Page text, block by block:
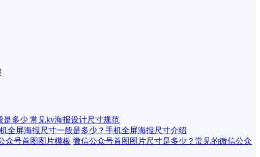
是多少 常见kv海报设计尺寸规范
全屏海报尺寸一般是多少？手机全屏海报尺寸介绍
微信公众号首图图片尺寸是多少？常见的微信公众